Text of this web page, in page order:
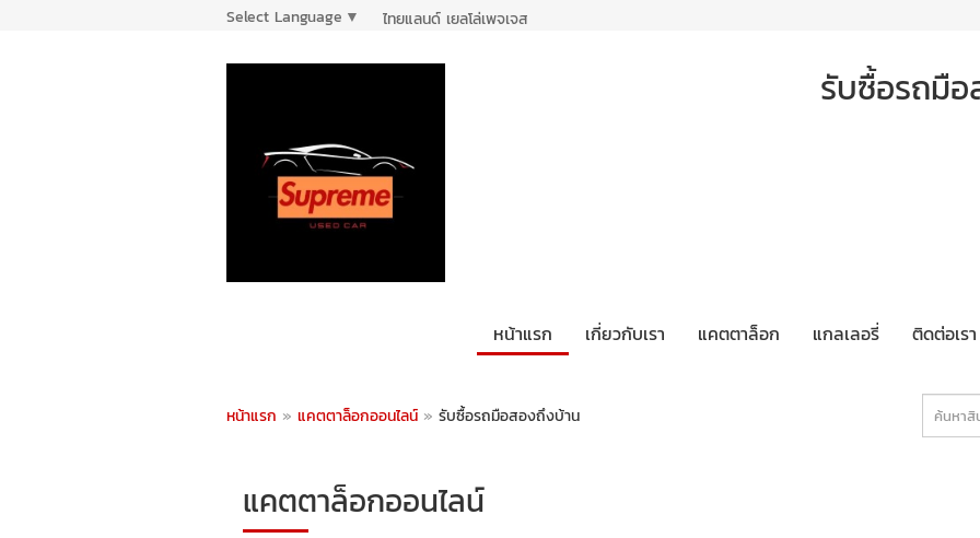
Select Language ▼ ไทยแลนด์ เยลโล่เพจเจส
รับซื้อรถมื
หน้าแรก เกี่ยวกับเรา แคตตาล็อก แกลเลอรี่ ติดต่อเรา
หน้าแรก » แคตตาล็อกออนไลน์ » รับซื้อรถมือสองถึงบ้าน
แคตตาล็อกออนไลน์